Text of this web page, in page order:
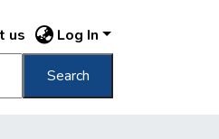
us Log In
Search